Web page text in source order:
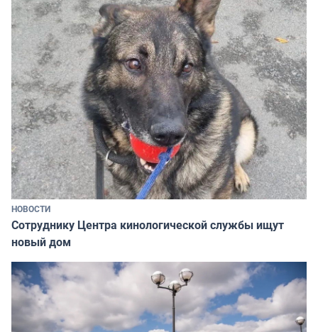
НОВОСТИ
Сотруднику Центра кинологической службы ищут
новый дом